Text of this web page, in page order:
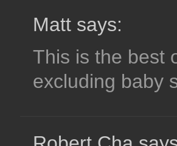
Matt says:
This is the best
excluding baby